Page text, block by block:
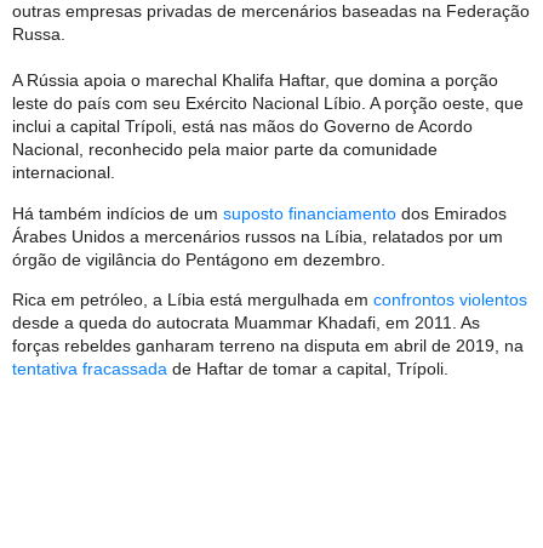
outras empresas privadas de mercenários baseadas na Federação
Russa.
A Rússia apoia o marechal Khalifa Haftar, que domina a porção
leste do país com seu Exército Nacional Líbio. A porção oeste, que
inclui a capital Trípoli, está nas mãos do Governo de Acordo
Nacional, reconhecido pela maior parte da comunidade
internacional.
Há também indícios de um suposto financiamento dos Emirados
Árabes Unidos a mercenários russos na Líbia, relatados por um
órgão de vigilância do Pentágono em dezembro.
Rica em petróleo, a Líbia está mergulhada em confrontos violentos
desde a queda do autocrata Muammar Khadafi, em 2011. As
forças rebeldes ganharam terreno na disputa em abril de 2019, na
tentativa fracassada de Haftar de tomar a capital, Trípoli.